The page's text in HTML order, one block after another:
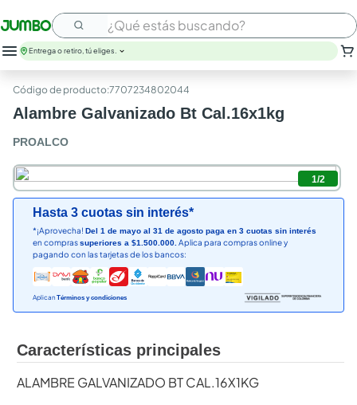
¿Qué estás buscando?
huevos
arroz
nutribela
galletas
aceite
queso
pollo
carne
Entrega o retiro, tú eliges.
:7707234802044
Alambre Galvanizado Bt Cal.16x1kg
PROALCO
1/2
Hasta 3 cuotas sin interés*
*¡Aprovecha! Del 1 de mayo al 31 de agosto paga en 3 cuotas sin interés
en comprassuperiores a $1.500.000. Aplica para compras online y
pagando con las tarjetas de los bancos:
Aplican Términos y condiciones
Características principales
ALAMBRE GALVANIZADO BT CAL.16X1KG